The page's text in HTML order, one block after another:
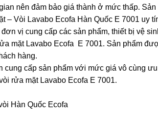
nên đảm bảo giá thành ở mức thấp.
– Vòi Lavabo Ecofa Hàn Quốc E 7001 uy
vị cung cấp các sản phẩm, thiết bị vệ
mặt Lavabo Ecofa E 7001. Sản phẩm
hàng.
cung cấp sản phẩm với mức giá vô cùng
rửa mặt Lavabo Ecofa E 7001.
Hàn Quốc Ecofa